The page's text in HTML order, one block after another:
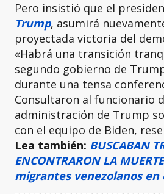
Pero insistió que el
Trump, asumirá
proyectada victoria del
«Habrá una transición
segundo gobierno de
durante una tensa
Consultaron al funcionario
administración de Trump
con el equipo de Biden,
Lea también: BUSCABAN
ENCONTRARON LA
migrantes venezolanos en